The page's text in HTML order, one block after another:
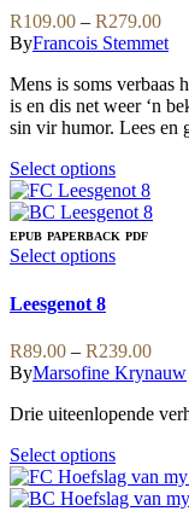
be
chosen
on
the
product
page
variants.
The
options
may
be
chosen
the
product
page
R109.00 – R279.00Price
ByFrancois Stemmet
Mens is soms verbaas
is en dis net weer ‘n
sin vir humor. Lees en
Select optionsThis
product
has
multiple
variants.
be
chosen
on
the
page
EPUB PAPERBACK PDF
Select optionsThis
variants.
The
options
may
chosen
on
the
Leesgenot 8
R89.00 – R239.00Price
range:
ByMarsofine Krynauw
Drie uiteenlopende
Select optionsThis
product
has